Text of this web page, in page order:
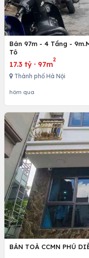
Bán 97m - 4 Tầng -
Tô
17.3 tỷ · 97m
2
Thành phố Hà Nội
hôm qua
BÁN TOÀ CCMN PHÚ